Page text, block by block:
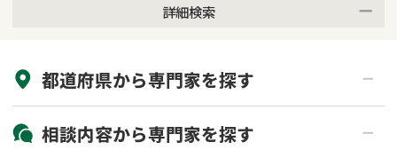
詳細検索
初回相談無料
土日祝の相談可能
都道府県から専門家を探す
北海道・東北
相談内容から専門家を探す